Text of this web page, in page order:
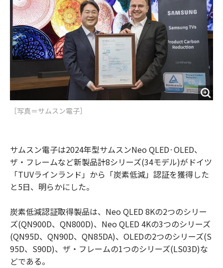
［写真＝サムスン電子］
サムスン電子は2024年型サムスンNeo QLED·OLED、
ザ・フレームなど新製品計8シリーズ(34モデル)がドイツ
「TUVラインランド」から「炭素低減」認証を獲得した
と5日、明らかにした。
炭素低減認証取得製品は、Neo QLED 8Kの2つのシリー
ズ(QN900D、QN800D)、Neo QLED 4Kの3つのシリーズ
(QN95D、QN90D、QN85DA)、OLEDの2つのシリーズ(S
95D、S90D)、ザ・フレームの1つのシリーズ(LS03D)な
どである。